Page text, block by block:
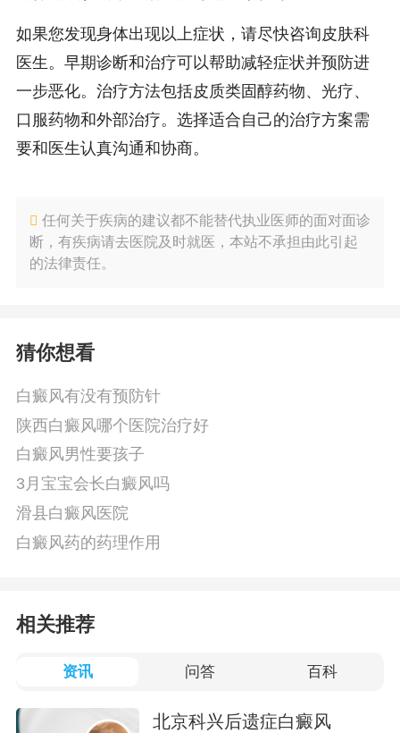
如果您发现身体出现以上症状，请尽快咨询皮肤科
医生。早期诊断和治疗可以帮助减轻症状并预防进
一步恶化。治疗方法包括皮质类固醇药物、光疗、
口服药物和外部治疗。选择适合自己的治疗方案需
要和医生认真沟通和协商。
任何关于疾病的建议都不能替代执业医师的面对面诊
断，有疾病请去医院及时就医，本站不承担由此引起
的法律责任。
猜你想看
白癜风有没有预防针
陕西白癜风哪个医院治疗好
白癜风男性要孩子
3月宝宝会长白癜风吗
滑县白癜风医院
白癜风药的药理作用
相关推荐
资讯 问答 百科
北京科兴后遗症白癜风